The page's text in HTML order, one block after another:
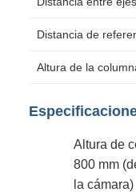
Distancia de
Altura de la
Altura de
800 mm
la cámara)